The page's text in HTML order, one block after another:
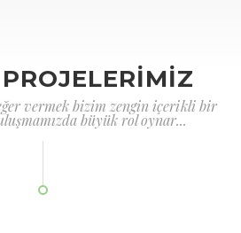
vermek bizim zengin içerikli bir
büyük rol oynar...